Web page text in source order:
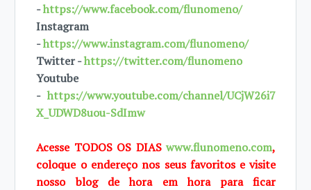
-https://www.facebook.com/flunomeno/
Instagram
-https://www.instagram.com/flunomeno/
Twitter -https://twitter.com/flunomeno
Youtube
-https://www.youtube.com/channel/UCjW26i7
X_UDWD8uou-SdImw
Acesse TODOS OS DIASwww.flunomeno.com,
coloque o endereço nos seus favoritos e visite
nosso blog de hora em hora para ficar